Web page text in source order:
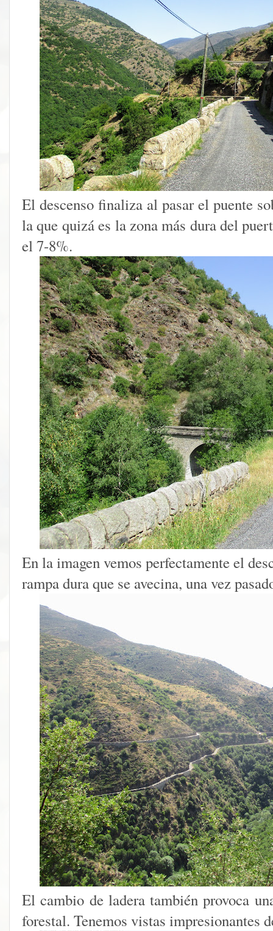
El descenso finaliza al pasar el puente
la que quizá es la zona más dura del
el 7-8%.
En la imagen vemos perfectamente el
rampa dura que se avecina, una vez
El cambio de ladera también provoca
forestal. Tenemos vistas impresionantes